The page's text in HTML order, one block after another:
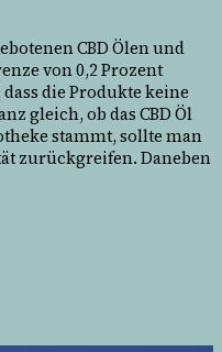
CBD Ölen und
von 0,2 Prozent
die Produkte keine
gleich, ob das CBD Öl
stammt, sollte man
zurückgreifen. Daneben